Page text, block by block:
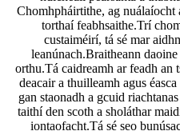
Chomhpháirtithe, ag nuálaíocht
torthaí feabhsaithe.Trí
custaiméirí, tá sé mar
leanúnach.Braitheann
orthu.Tá caidreamh ar feadh
deacair a thuilleamh agus
gan staonadh a gcuid
taithí den scoth a sholáthar
iontaofacht.Tá sé seo